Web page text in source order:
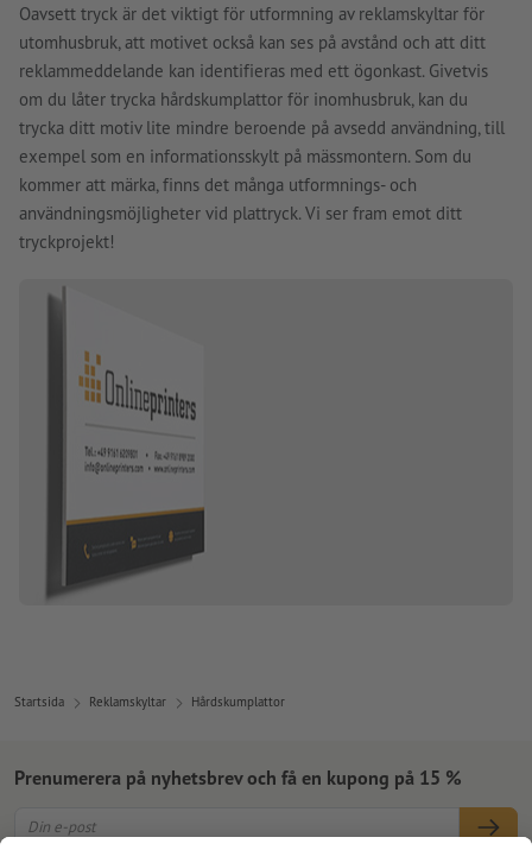
Oavsett tryck är det viktigt för utformning av reklamskyltar för
utomhusbruk, att motivet också kan ses på avstånd och att ditt
reklammeddelande kan identifieras med ett ögonkast. Givetvis
om du låter trycka hårdskumplattor för inomhusbruk, kan du
trycka ditt motiv lite mindre beroende på avsedd användning, till
exempel som en informationsskylt på mässmontern. Som du
kommer att märka, finns det många utformnings- och
användningsmöjligheter vid plattryck. Vi ser fram emot ditt
tryckprojekt!
Startsida Reklamskyltar Hårdskumplattor
Prenumerera på nyhetsbrev och få en kupong på 15 %